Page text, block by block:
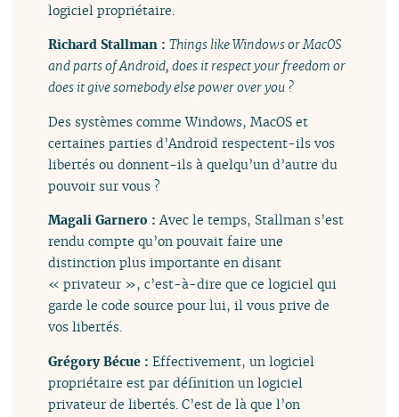
logiciel propriétaire.
Richard Stallman :Things like Windows or MacOS
and parts of Android, does it respect your freedom or
does it give somebody else power over you ?
Des systèmes comme Windows, MacOS et
certaines parties d’Android respectent-ils vos
libertés ou donnent-ils à quelqu’un d’autre du
pouvoir sur vous ?
Magali Garnero :Avec le temps, Stallman s’est
rendu compte qu’on pouvait faire une
distinction plus importante en disant
« privateur », c’est-à-dire que ce logiciel qui
garde le code source pour lui, il vous prive de
vos libertés.
Grégory Bécue :Effectivement, un logiciel
propriétaire est par définition un logiciel
privateur de libertés. C’est de là que l’on